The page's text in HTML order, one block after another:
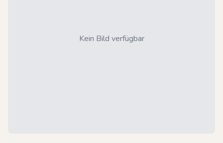
Kein Bild verfügbar